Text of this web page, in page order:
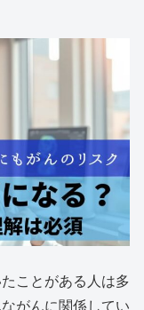
ことがある人は多
がんに関係してい